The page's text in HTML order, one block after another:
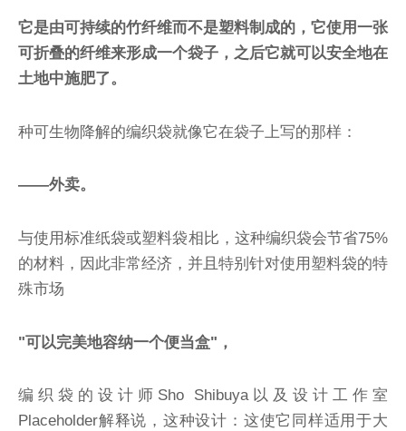
它是由可持续的竹纤维而不是塑料制成的，它使用一张
可折叠的纤维来形成一个袋子，之后它就可以安全地在
土地中施肥了。
种可生物降解的编织袋就像它在袋子上写的那样：
——外卖。
与使用标准纸袋或塑料袋相比，这种编织袋会节省75%
的材料，因此非常经济，并且特别针对使用塑料袋的特
殊市场
"可以完美地容纳一个便当盒"，
编织袋的设计师Sho Shibuya以及设计工作室
Placeholder解释说，这种设计：这使它同样适用于大